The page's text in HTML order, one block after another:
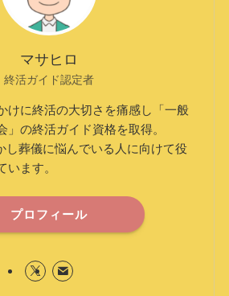
マサヒロ
終活ガイド認定者
けに終活の大切さを痛感し「一般
」の終活ガイド資格を取得。
し葬儀に悩んでいる人に向けて役
います。
プロフィール